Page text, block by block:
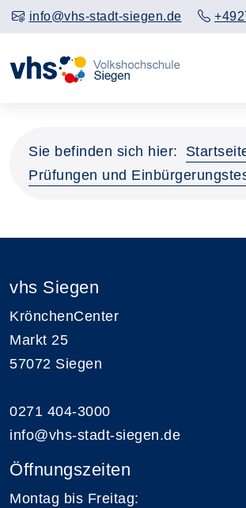
info@vhs-stadt-siegen.de
Sie befinden sich hier:
Prüfungen und
vhs Siegen
KrönchenCenter
Markt 25
57072 Siegen
0271 404-3000
info@vhs-stadt-siegen.de
Öffnungszeiten
Montag bis Freitag: